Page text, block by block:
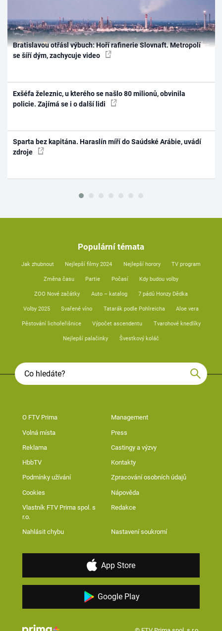
Bratislavou otřásl výbuch: Hoří rafinerie Slovnaft. Metropolí
se šíří dým, zachycuje video
Exšéfa železnic, u kterého se našlo 80 milionů, obvinila
policie. Zajímá se i o další lidi
Sparta bez kapitána. Haraslín míří do Saúdské Arábie, uvádí
zdroje
Populární témata
Jak zhubnout Nejlepší filmy 2024 Nejlepší horory TV program
Změna času Partie Počasí Kdy budou volby
ZOO Nové začátky Auto – katalog 7 pádů Honzy Dědka
Volby 2025 Svařené víno Tatarák podle Pohlreicha Aloe vera
Pěstování lichořeřišnice Výpočet ascendentu Tvarohové knedlíky
Nejlepší palačinky Švestkový koláč
O FTV Prima Management
Volná místa Press
Reklama Castingy a výzvy
HbbTV Kontakty
Podmínky užívání Zpracování osobních údajů
Cookies Nápověda
Vlastník FTV Prima spol. s
r.o.
Redakce
Nahlásit chybu Nastavení soukromí
App Store
Google Play